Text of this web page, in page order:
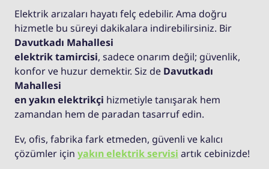
Elektrik arızaları hayatı felç edebilir. Ama doğru
hizmetle bu süreyi dakikalara indirebilirsiniz. Bir
Davutkadı Mahallesi
elektrik tamircisi, sadece onarım değil; güvenlik,
konfor ve huzur demektir. Siz de Davutkadı
Mahallesi
en yakın elektrikçi hizmetiyle tanışarak hem
zamandan hem de paradan tasarruf edin.
Ev, ofis, fabrika fark etmeden, güvenli ve kalıcı
çözümler için yakın elektrik servisi artık cebinizde!